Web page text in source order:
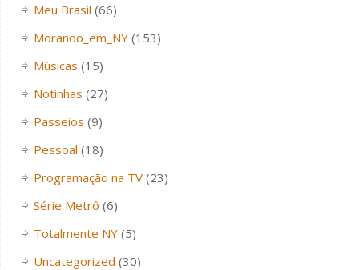
Meu Brasil (66)
Morando_em_NY(153)
Músicas (15)
Notinhas (27)
Passeios (9)
Pessoal (18)
Programação na TV(23)
Série Metrô (6)
Totalmente NY(5)
Uncategorized (30)